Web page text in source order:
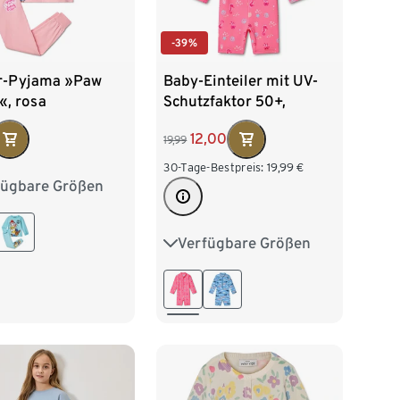
Pyjama »Paw
rosa
Größen
98/104
-39%
Baby-Einteiler mit UV-
Schutzfaktor 50+,
Seepferdchen
19,99 12,00
30-Tage-Bestpreis: 19,99 €
Verfügbare Größen
62/68 74/80 86/92
98/104